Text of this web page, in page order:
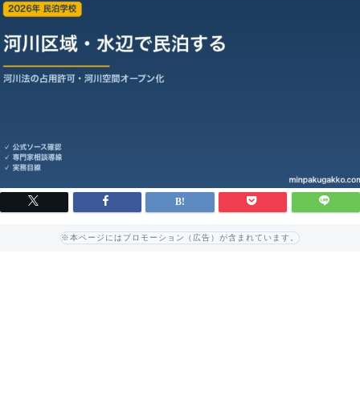
※本ページにはプロモーション（広告）が含まれています。